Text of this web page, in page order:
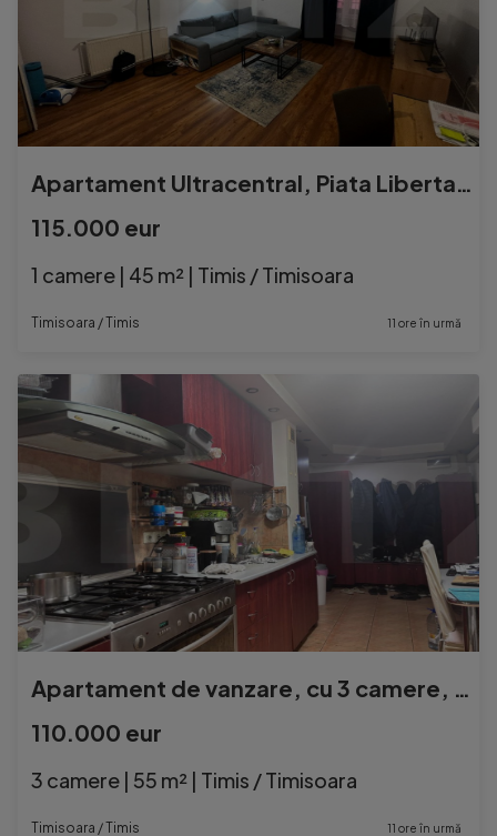
Apartament Ultracentral, Piata Libertatii, Geamuri la strada
115.000 eur
1 camere | 45 m² | Timis / Timisoara
Timisoara / Timis 11 ore în urmă
Apartament de vanzare, cu 3 camere, 55 mp, zona Lipovei
110.000 eur
3 camere | 55 m² | Timis / Timisoara
Timisoara / Timis 11 ore în urmă